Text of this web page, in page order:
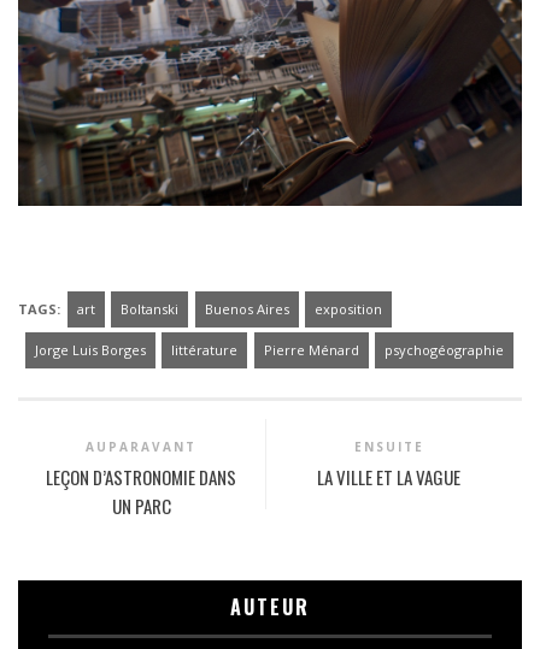
TAGS: art Boltanski Buenos Aires exposition
Jorge Luis Borges littérature Pierre Ménard psychogéographie
AUPARAVANT
LEÇON D’ASTRONOMIE DANS
UN PARC
ENSUITE
LA VILLE ET LA VAGUE
AUTEUR